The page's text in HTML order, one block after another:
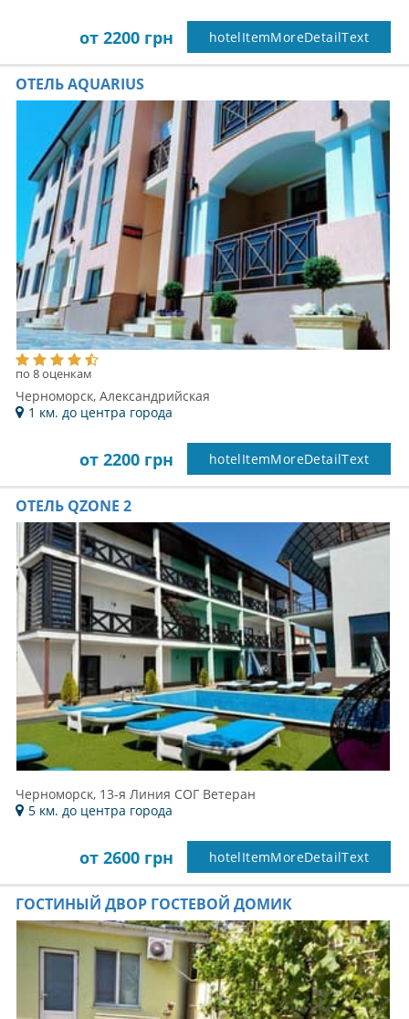
от 2200 грн hotelItemMoreDetailText
ОТЕЛЬ AQUARIUS
по 8 оценкам
Черноморск, Александрийская
1 км. до центра города
от 2200 грн hotelItemMoreDetailText
ОТЕЛЬ QZONE 2
Черноморск, 13-я Линия СОГ Ветеран
5 км. до центра города
от 2600 грн hotelItemMoreDetailText
ГОСТИНЫЙ ДВОР ГОСТЕВОЙ ДОМИК